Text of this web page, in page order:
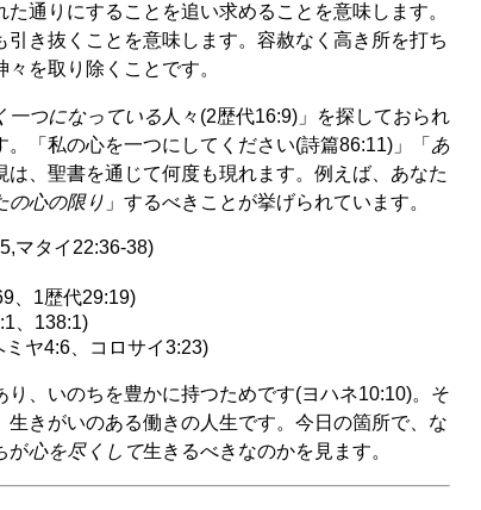
通りにすることを追い求めることを意味します。
引き抜くことを意味します。容赦なく高き所を打ち
を取り除くことです。
一つになっている人々(2歴代16:9)」を探しておられ
「私の心を一つにしてください(詩篇86:11)」「 あ
は、聖書を通じて何度も現れます。例えば、あなた
の心の限り 」するべきことが挙げられています。
マタイ22:36-38)
、1歴代29:19)
、138:1)
ミヤ4:6、コロサイ3:23)
り、いのちを豊かに持つためです(ヨハネ10:10)。そ
生きがいのある働きの人生です。今日の箇所で、な
が心を尽くして生きるべきなのかを見ます。